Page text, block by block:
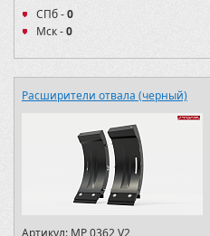
СПб -0
Мск -0
Расширители отвала (черный)
Артикул: MP 0362 V2